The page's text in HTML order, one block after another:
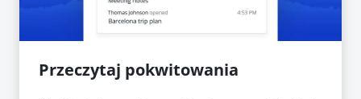
Przeczytaj pokwitowania